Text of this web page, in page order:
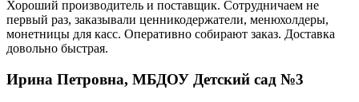
Хороший производитель и поставщик. Сотрудничаем не
первый раз, заказывали ценникодержатели, менюхолдеры,
монетницы для касс. Оперативно собирают заказ. Доставка
довольно быстрая.
Ирина Петровна, МБДОУ Детский сад №3